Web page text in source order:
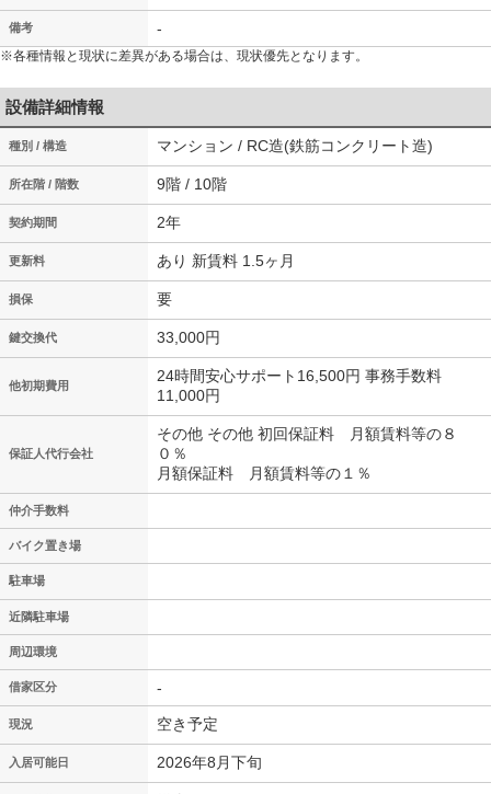
備考 -
※各種情報と現状に差異がある場合は、現状優先となります。
設備詳細情報
種別 / 構造 マンション / RC造(鉄筋コンクリート造)
所在階 / 階数 9階 / 10階
契約期間 2年
更新料 あり 新賃料 1.5ヶ月
損保 要
鍵交換代 33,000円
他初期費用
24時間安心サポート16,500円 事務手数料
11,000円
保証人代行会社
その他 その他 初回保証料 月額賃料等の８
０％
月額保証料 月額賃料等の１％
仲介手数料
バイク置き場
駐車場
近隣駐車場
周辺環境
借家区分 -
現況 空き予定
入居可能日 2026年8月下旬